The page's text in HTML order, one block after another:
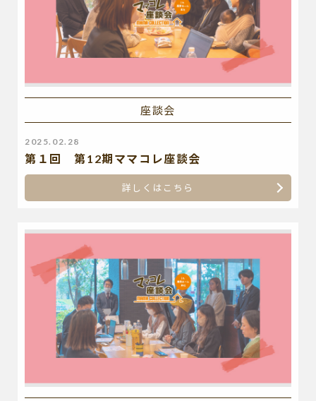
座談会
2025.02.28
第１回 第12期ママコレ座談会
詳しくはこちら